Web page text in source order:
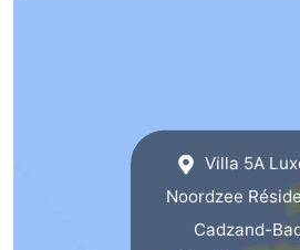
Villa 5A
Noordzee
Cadzand-